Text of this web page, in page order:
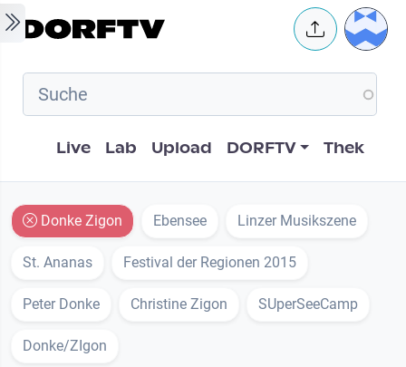
Skip to main content User
Hauptnavigation
Live Lab Upload DORFTV Thek
Donke Zigon Ebensee Linzer Musikszene
St. Ananas Festival der Regionen 2015
Peter Donke Christine Zigon SUperSeeCamp
Donke/ZIgon